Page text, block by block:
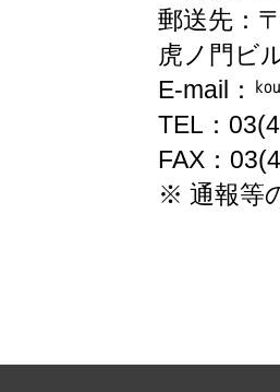
郵送先：
虎ノ門ビ
E-mail：
TEL：
FAX：
※ 通報等